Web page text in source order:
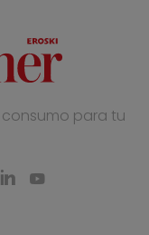
para tu